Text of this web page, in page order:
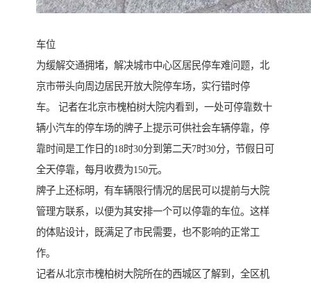
车位
为缓解交通拥堵，解决城市中心区居民停车难问题，北
京市带头向周边居民开放大院停车场，实行错时停
车。 记者在北京市槐柏树大院内看到，一处可停靠数十
辆小汽车的停车场的牌子上提示可供社会车辆停靠，停
靠时间是工作日的18时30分到第二天7时30分，节假日可
全天停靠，每月收费为150元。
牌子上还标明，有车辆限行情况的居民可以提前与大院
管理方联系，以便为其安排一个可以停靠的车位。这样
的体贴设计，既满足了市民需要，也不影响的正常工
作。
记者从北京市槐柏树大院所在的西城区了解到，全区机